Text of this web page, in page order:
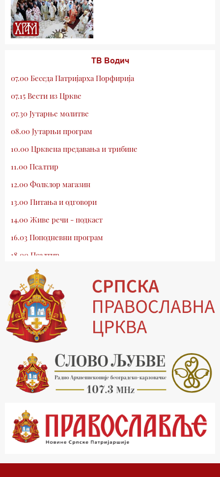
ТВ Водич
07.00 Беседа Патријарха Порфирија
07.15 Вести из Цркве
07.30 Јутарње молитве
08.00 Јутарњи програм
10.00 Црквена предавања и трибине
11.00 Псалтир
12.00 Фолклор магазин
13.00 Питања и одговори
14.00 Живе речи - подкаст
16.03 Поподневни програм
18.00 Псалтир
19.03 Млади у Цркви
19.30 Вечерње молитве
20.00 Вести из Цркве
20.15 Реч архијереја
20.30 Храм културе
21.03 Господ над војскама
22.03 Црквена предавања и трибине
23.00 Питања и одговори
00.03 Црквена предавања и трибине
01.03 Живе речи - подкаст